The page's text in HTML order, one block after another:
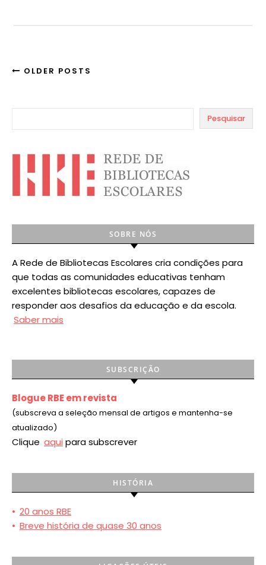
OLDER POSTS
Pesquisar
SOBRE NÓS
A Rede de Bibliotecas Escolares cria condições para
que todas as comunidades educativas tenham
excelentes bibliotecas escolares, capazes de
responder aos desafios da educação e da escola.
Saber mais
SUBSCRIÇÃO
Blogue RBE em revista
(subscreva a seleção mensal de artigos e mantenha-se
atualizado)
Clique aqui para subscrever
HISTÓRIA
• 20 anos RBE
• Breve história de quase 30 anos